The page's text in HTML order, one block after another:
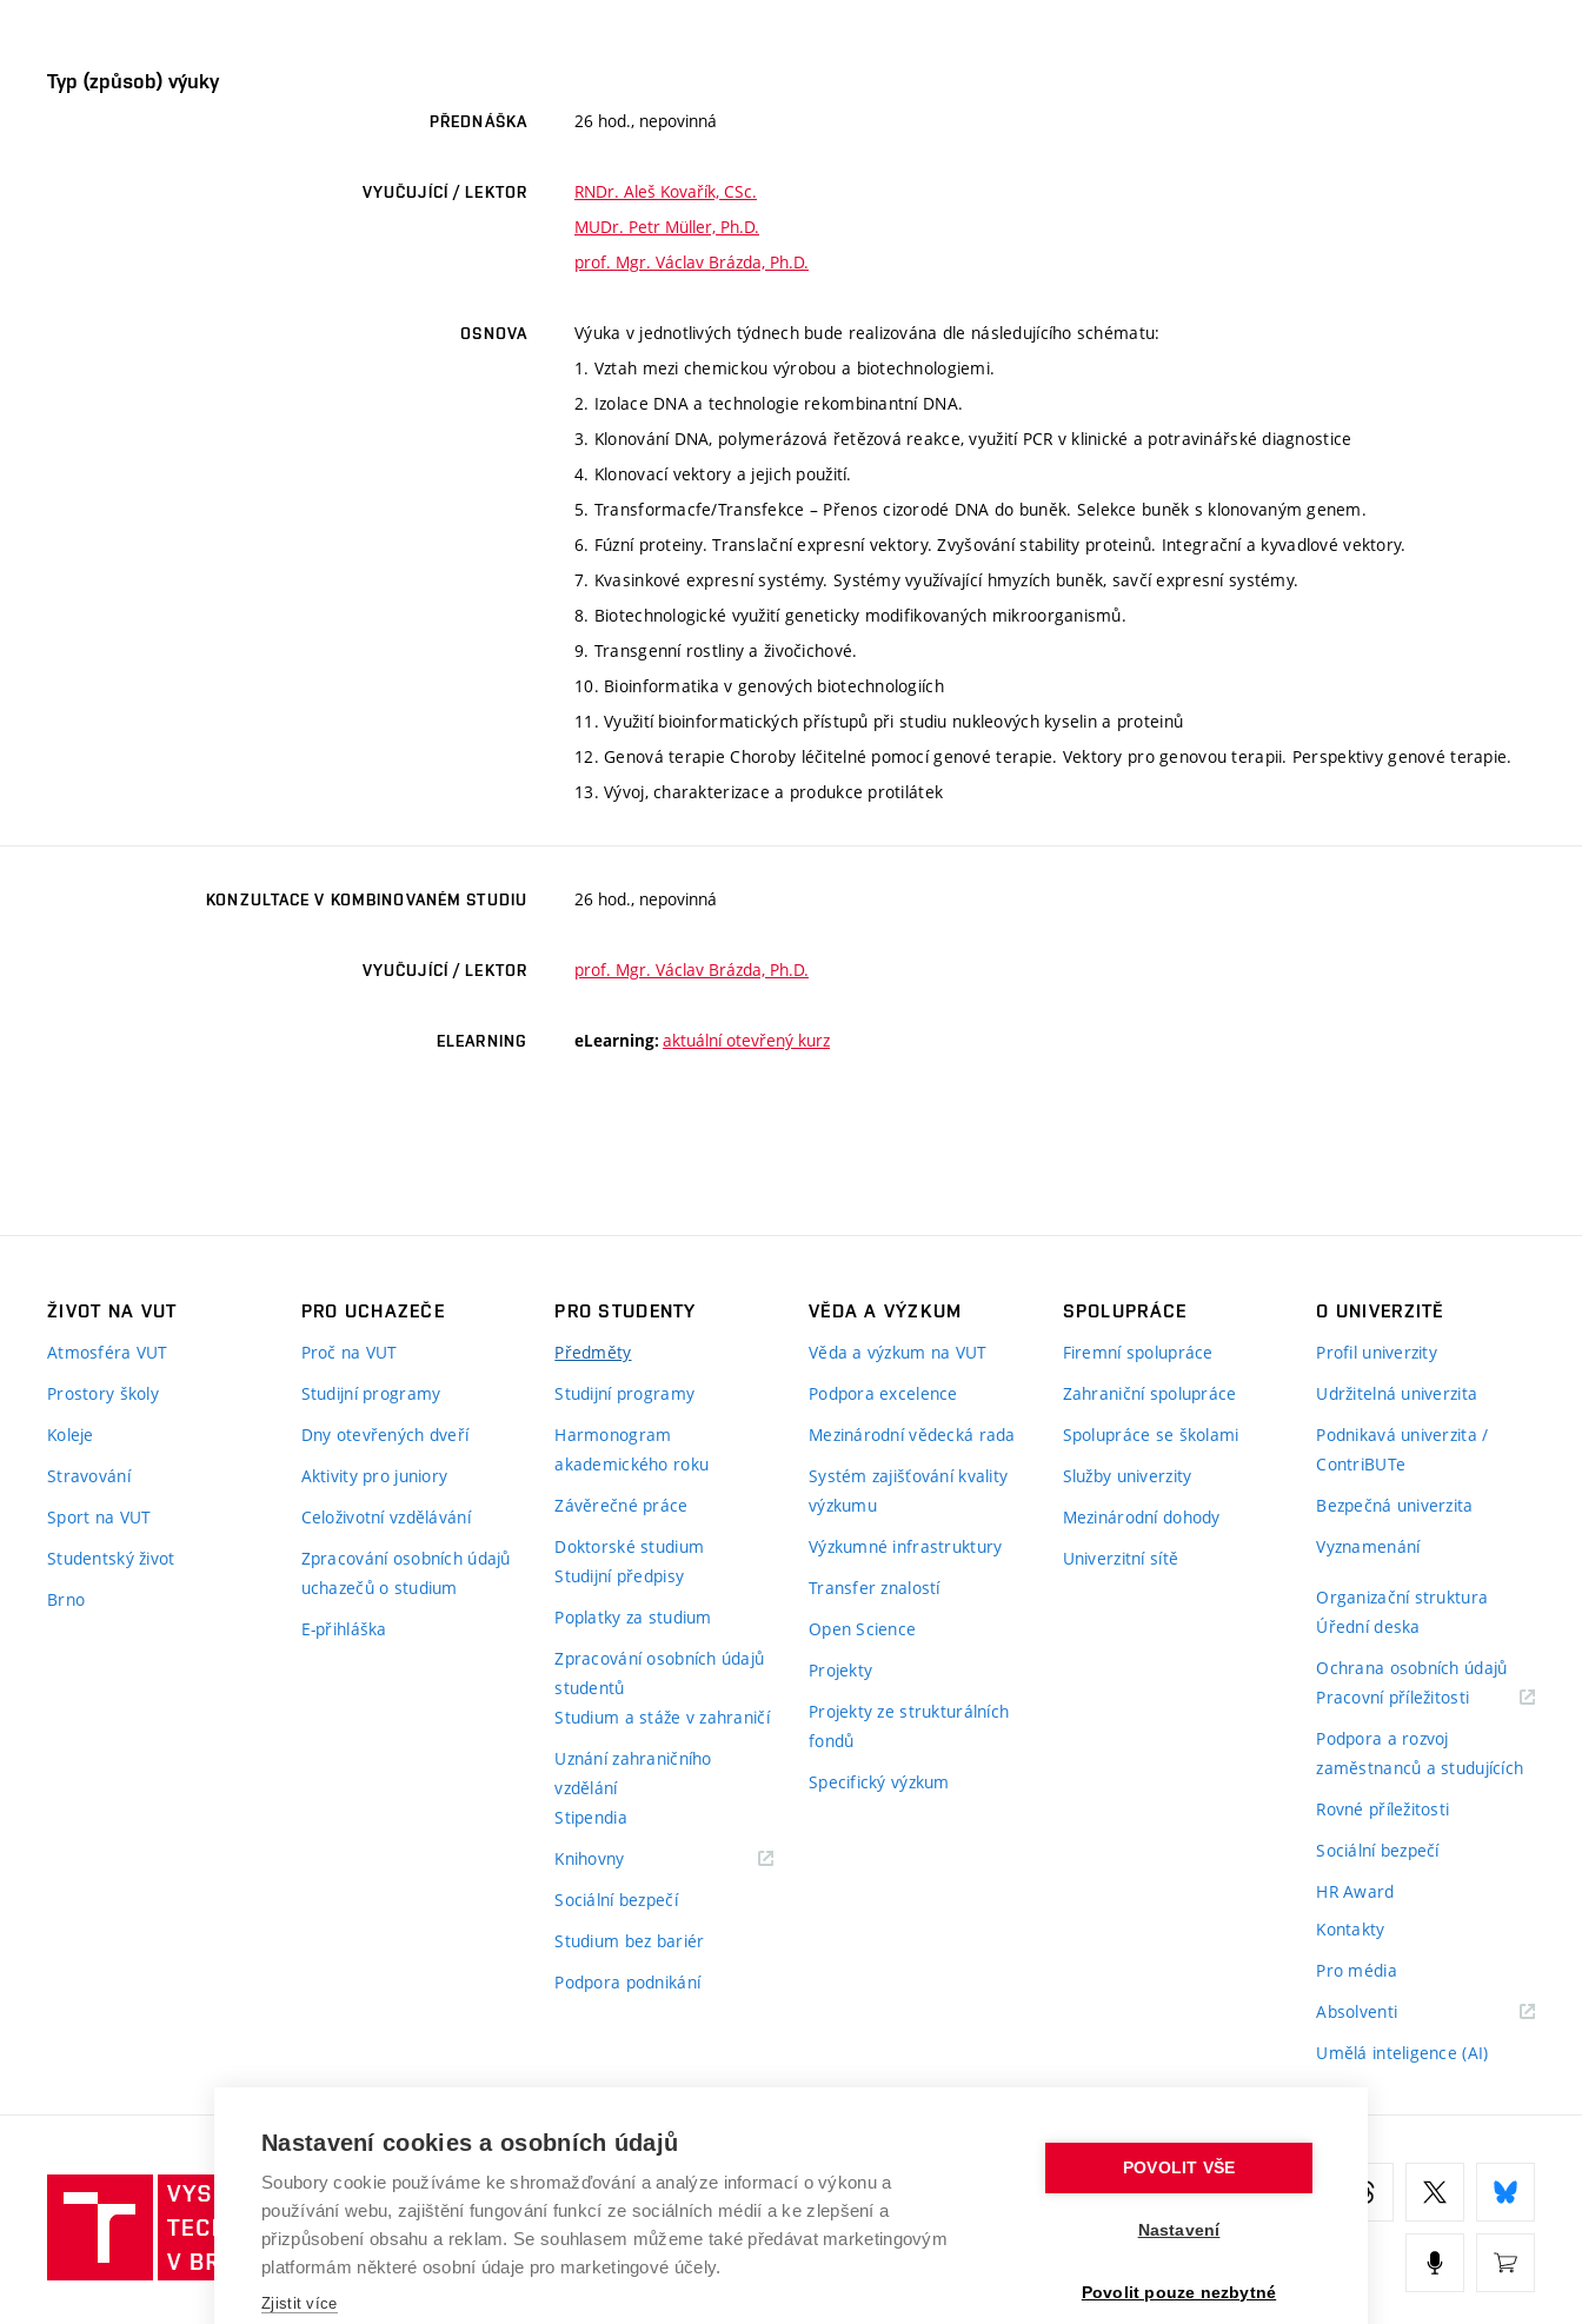
Typ (způsob) výuky
PŘEDNÁŠKA 26 hod., nepovinná
VYUČUJÍCÍ / LEKTOR
RNDr. Aleš Kovařík, CSc.
MUDr. Petr Müller, Ph.D.
prof. Mgr. Václav Brázda, Ph.D.
OSNOVA
Výuka v jednotlivých týdnech bude realizována dle následujícího schématu:
1. Vztah mezi chemickou výrobou a biotechnologiemi.
2. Izolace DNA a technologie rekombinantní DNA.
3. Klonování DNA, polymerázová řetězová reakce, využití PCR v klinické a potravinářské diagnostice
4. Klonovací vektory a jejich použití.
5. Transformacfe/Transfekce – Přenos cizorodé DNA do buněk. Selekce buněk s klonovaným genem.
6. Fúzní proteiny. Translační expresní vektory. Zvyšování stability proteinů. Integrační a kyvadlové vektory.
7. Kvasinkové expresní systémy. Systémy využívající hmyzích buněk, savčí expresní systémy.
8. Biotechnologické využití geneticky modifikovaných mikroorganismů.
9. Transgenní rostliny a živočichové.
10. Bioinformatika v genových biotechnologiích
11. Využití bioinformatických přístupů při studiu nukleových kyselin a proteinů
12. Genová terapie Choroby léčitelné pomocí genové terapie. Vektory pro genovou terapii. Perspektivy genové terapie.
13. Vývoj, charakterizace a produkce protilátek
KONZULTACE V KOMBINOVANÉM STUDIU 26 hod., nepovinná
VYUČUJÍCÍ / LEKTOR prof. Mgr. Václav Brázda, Ph.D.
ELEARNING eLearning: aktuální otevřený kurz
ŽIVOT NA VUT
Atmosféra VUT
Prostory školy
Koleje
Stravování
Sport na VUT
Studentský život
Brno
PRO UCHAZEČE
Proč na VUT
Studijní programy
Dny otevřených dveří
Aktivity pro juniory
Celoživotní vzdělávání
Zpracování osobních údajů
uchazečů o studium
E-přihláška
PRO STUDENTY
Předměty
Studijní programy
Harmonogram
akademického roku
Závěrečné práce
Doktorské studium
Studijní předpisy
Poplatky za studium
Zpracování osobních údajů
studentů
Studium a stáže v zahraničí
Uznání zahraničního
vzdělání
Stipendia
Knihovny(externí
Sociální bezpečí
Studium bez bariér
Podpora podnikání
VĚDA A VÝZKUM
Věda a výzkum na VUT
Podpora excelence
Mezinárodní vědecká rada
Systém zajišťování kvality
výzkumu
Výzkumné infrastruktury
Transfer znalostí
Open Science
Projekty
Projekty ze strukturálních
fondů
Specifický výzkum
SPOLUPRÁCE
Firemní spolupráce
Zahraniční spolupráce
Spolupráce se školami
Služby univerzity
Mezinárodní dohody
Univerzitní sítě
O UNIVERZITĚ
Profil univerzity
Udržitelná univerzita
Podnikavá univerzita /
ContriBUTe
Bezpečná univerzita
Vyznamenání
Organizační struktura
Úřední deska
Ochrana osobních údajů
Pracovní příležitosti(externí
Podpora a rozvoj
zaměstnanců a studujících
Rovné příležitosti
Sociální bezpečí
HR Award
Kontakty
Pro média
Absolventi(externí
Umělá inteligence (AI)
Vysoké
učení
technické
v
VYSOKÉ UČENÍ TECHNICKÉ V BRNĚ
Antonínská 548/1
602 00 Brno
www.vut.cz
Nastavení cookies a osobních údajů
Soubory cookie používáme ke shromažďování a analýze informací o výkonu a
používání webu, zajištění fungování funkcí ze sociálních médií a ke zlepšení a
přizpůsobení obsahu a reklam. Se souhlasem můžeme také předávat marketingovým
platformám některé osobní údaje pro marketingové účely.
Zjistit více
POVOLIT VŠE
Nastavení
Povolit pouze nezbytné